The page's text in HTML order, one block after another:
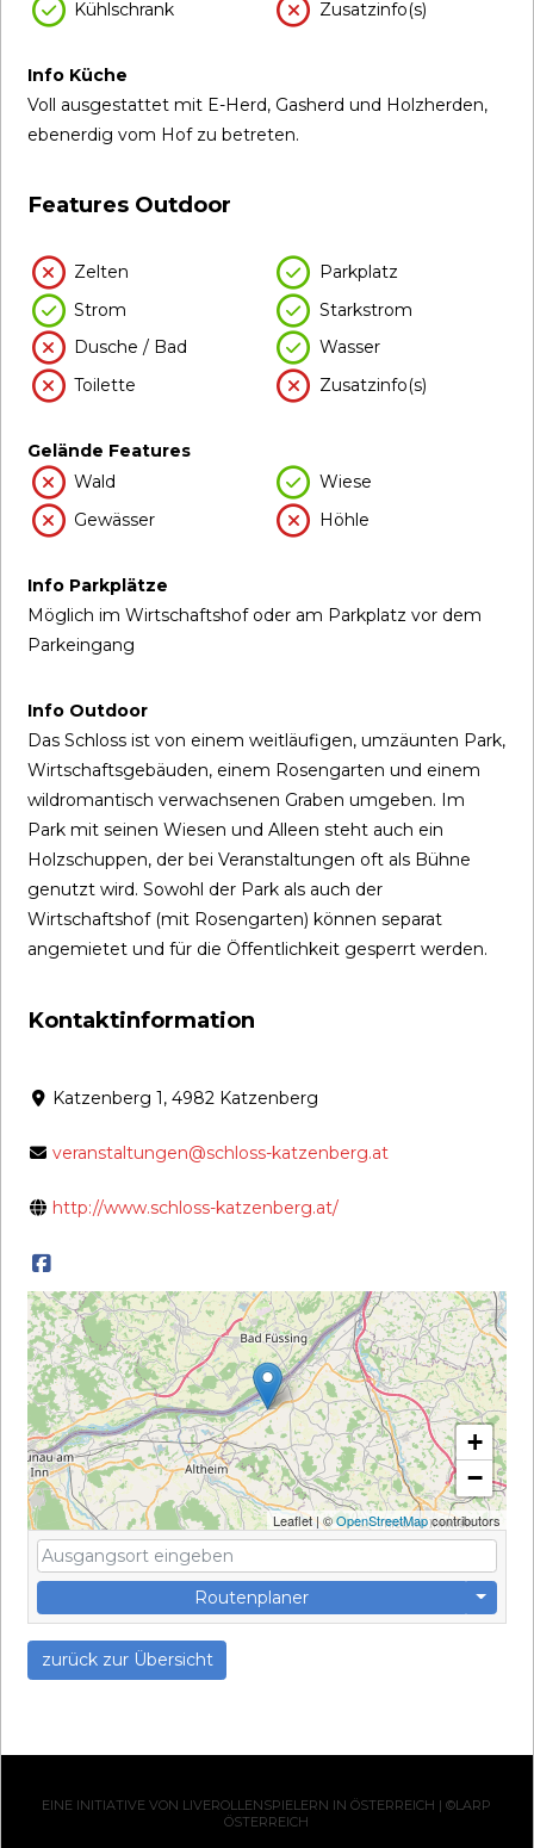
Kühlschrank
Zusatzinfo(s)
Info Küche
Voll ausgestattet mit E-Herd, Gasherd und Holzherden,
ebenerdig vom Hof zu betreten.
Features Outdoor
Zelten
Parkplatz
Strom
Starkstrom
Dusche / Bad
Wasser
Toilette
Zusatzinfo(s)
Gelände Features
Wald
Wiese
Gewässer
Höhle
Info Parkplätze
Möglich im Wirtschaftshof oder am Parkplatz vor dem
Parkeingang
Info Outdoor
Das Schloss ist von einem weitläufigen, umzäunten Park,
Wirtschaftsgebäuden, einem Rosengarten und einem
wildromantisch verwachsenen Graben umgeben. Im
Park mit seinen Wiesen und Alleen steht auch ein
Holzschuppen, der bei Veranstaltungen oft als Bühne
genutzt wird. Sowohl der Park als auch der
Wirtschaftshof (mit Rosengarten) können separat
angemietet und für die Öffentlichkeit gesperrt werden.
Kontaktinformation
Katzenberg 1, 4982 Katzenberg
veranstaltungen@schloss-katzenberg.at
http://www.schloss-katzenberg.at/
+
−
Leaflet|©OpenStreetMapcontributors
Routenplaner
zurück zur Übersicht
EINE INITIATIVE VON LIVEROLLENSPIELERN IN ÖSTERREICH | ©LARP
ÖSTERREICH